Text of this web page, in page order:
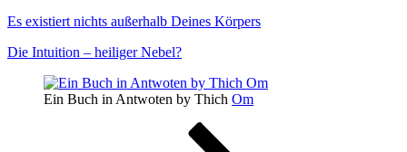
Es existiert nichts außerhalb Deines Körpers
Die Intuition – heiliger Nebel?
Ein Buch in Antwoten by Thich Om
Seitennummerierung